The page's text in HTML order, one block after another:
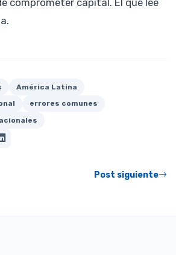
comprometer capital. El que lee
América Latina
errores comunes
Post siguiente